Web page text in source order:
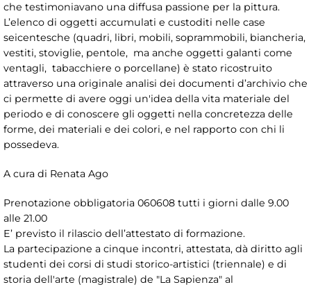
che testimoniavano una diffusa passione per la pittura.
L’elenco di oggetti accumulati e custoditi nelle case
seicentesche (quadri, libri, mobili, soprammobili, biancheria,
vestiti, stoviglie, pentole, ma anche oggetti galanti come
ventagli, tabacchiere o porcellane) è stato ricostruito
attraverso una originale analisi dei documenti d’archivio che
ci permette di avere oggi un'idea della vita materiale del
periodo e di conoscere gli oggetti nella concretezza delle
forme, dei materiali e dei colori, e nel rapporto con chi li
possedeva.
A cura di Renata Ago
Prenotazione obbligatoria 060608 tutti i giorni dalle 9.00
alle 21.00
E’ previsto il rilascio dell’attestato di formazione.
La partecipazione a cinque incontri, attestata, dà diritto agli
studenti dei corsi di studi storico-artistici (triennale) e di
storia dell'arte (magistrale) de "La Sapienza" al